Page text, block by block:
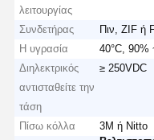
λειτουργίας
Συνδετήρας
Πιν, ZIF ή
Η υγρασία
40°C, 90%
Διηλεκτρικός
αντισταθείτε την
τάση
≥ 250VDC
Πίσω κόλλα
3M ή Nitto